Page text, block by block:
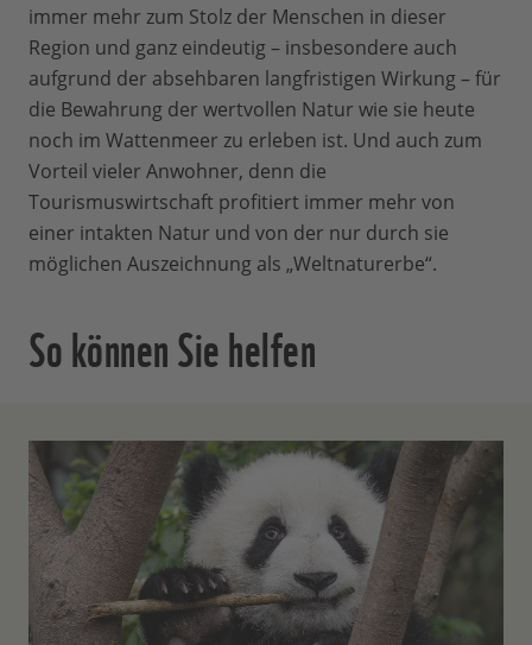
immer mehr zum Stolz der Menschen in dieser
Region und ganz eindeutig – insbesondere auch
aufgrund der absehbaren langfristigen Wirkung – für
die Bewahrung der wertvollen Natur wie sie heute
noch im Wattenmeer zu erleben ist. Und auch zum
Vorteil vieler Anwohner, denn die
Tourismuswirtschaft profitiert immer mehr von
einer intakten Natur und von der nur durch sie
möglichen Auszeichnung als „Weltnaturerbe“.
So können Sie helfen